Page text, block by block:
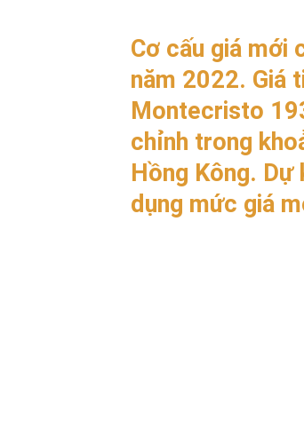
Cơ cấu giá mới
năm 2022. Giá
Montecristo
chỉnh trong
Hồng Kông. Dự
dụng mức giá